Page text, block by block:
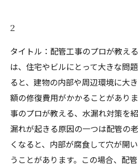
2
タイトル：配管工事のプロが教え
は、住宅やビルにとって大きな問
ると、建物の内部や周辺環境に大
額の修復費用がかかることがあり
事のプロが教える、水漏れ対策を
漏れが起きる原因の一つは配管の
くなると、内部が腐食して穴が開
うことがあります。この場合、配